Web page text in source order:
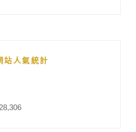
站人氣統計